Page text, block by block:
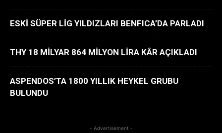
ESKİ SÜPER LİG YILDIZLARI BENFICA’DA PARLADI
THY 18 MİLYAR 864 MİLYON LİRA KÂR AÇIKLADI
ASPENDOS’TA 1800 YILLIK HEYKEL GRUBU
BULUNDU
- Advertisement -